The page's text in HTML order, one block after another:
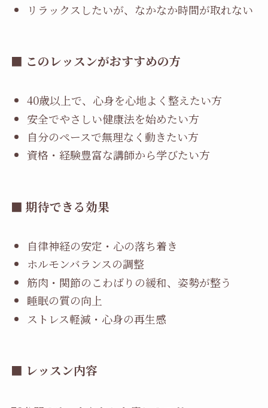
リラックスしたいが、なかなか時間が取れない
■ このレッスンがおすすめの方
40歳以上で、心身を心地よく整えたい方
安全でやさしい健康法を始めたい方
自分のペースで無理なく動きたい方
資格・経験豊富な講師から学びたい方
■ 期待できる効果
自律神経の安定・心の落ち着き
ホルモンバランスの調整
筋肉・関節のこわばりの緩和、姿勢が整う
睡眠の質の向上
ストレス軽減・心身の再生感
■ レッスン内容